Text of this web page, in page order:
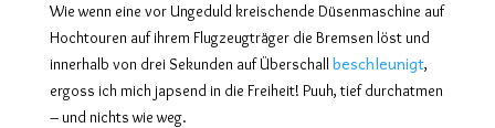
Wie wenn eine vor Ungeduld kreischende Düsenmaschine auf
Hochtouren auf ihrem Flugzeugträger die Bremsen löst und
innerhalb von drei Sekunden auf Überschallbeschleunigt,
ergoss ich mich japsend in die Freiheit! Puuh, tief durchatmen
– und nichts wie weg.